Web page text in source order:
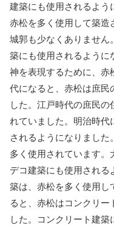
建築にも使用されるよう
赤松を多く使用して築造
城郭も少なくありません
築にも使用されるように
神を表現するために、赤
代になると、赤松は庶民
した。江戸時代の庶民
れていました。明治時代
されるようになりまし
多く使用されています。
デコ建築にも使用される
築は、赤松を多く使用し
ると、赤松はコンクリー
した。コンクリート建